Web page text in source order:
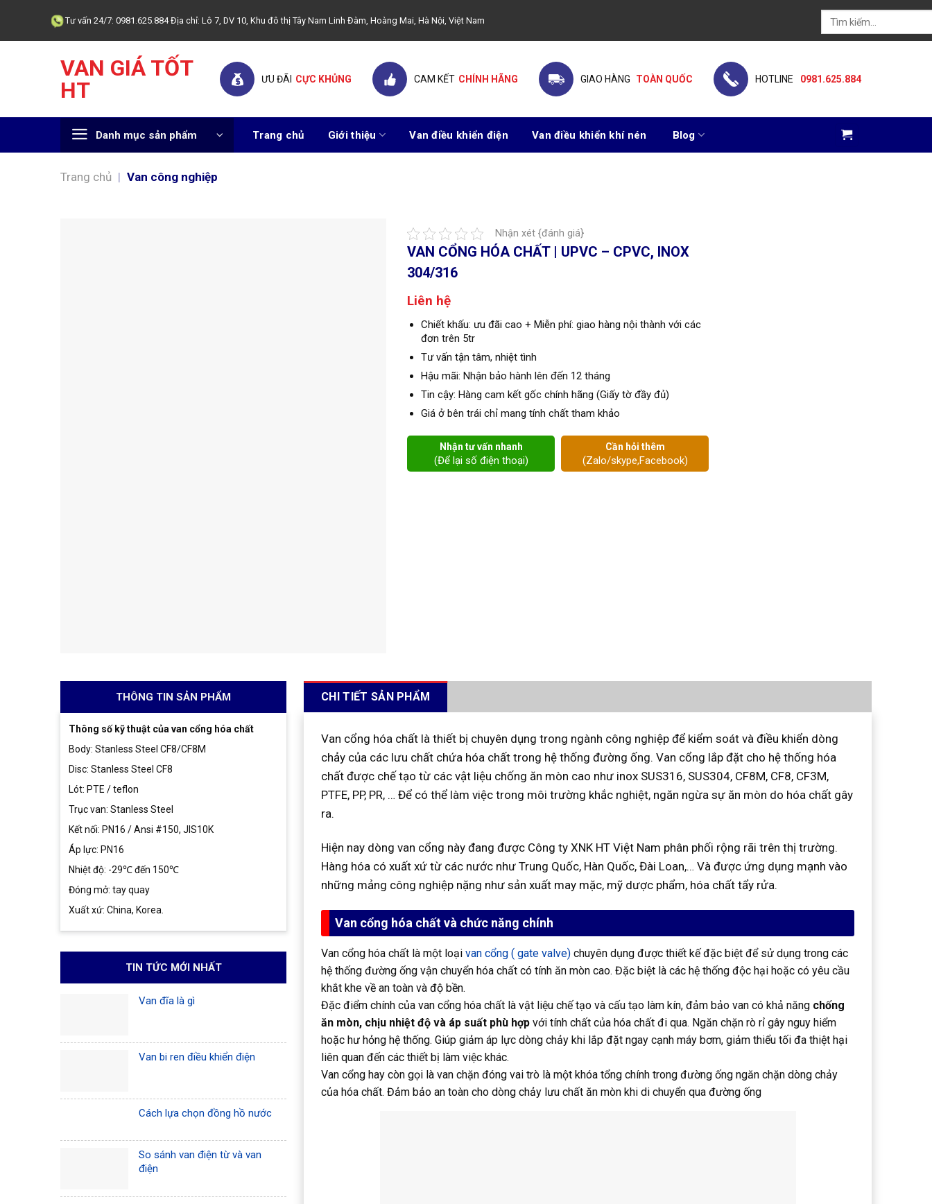
content
Tư vấn 24/7: 0981.625.884 Địa chỉ: Lô 7, DV 10, Khu đô thị Tây Nam Linh Đàm, Hoàng Mai, Hà Nội, Việt Nam
Tìm
kiếm:
VAN GIÁ TỐT
HT
ƯU ĐÃI CỰC KHỦNG CAM KẾT CHÍNH HÃNG GIAO HÀNG TOÀN QUỐC HOTLINE 0981.625.884
Danh mục sản phẩm Trang chủ Giới thiệu Van điều khiển điện Van điều khiển khí nén Blog
Trang chủ | Van công nghiệp
Nhận xét {đánh giá}
VAN CỔNG HÓA CHẤT | UPVC – CPVC, INOX
304/316
Liên hệ
Chiết khấu: ưu đãi cao + Miễn phí: giao hàng nội thành với các
đơn trên 5tr
Tư vấn tận tâm, nhiệt tình
Hậu mãi: Nhận bảo hành lên đến 12 tháng
Tin cậy: Hàng cam kết gốc chính hãng (Giấy tờ đầy đủ)
Giá ở bên trái chỉ mang tính chất tham khảo
Nhận tư vấn nhanh
(Để lại số điện thoại)
Cần hỏi thêm
(Zalo/skype,Facebook)
THÔNG TIN SẢN PHẨM
Thông số kỹ thuật của van cổng hóa chất
Body: Stanless Steel CF8/CF8M
Disc: Stanless Steel CF8
Lót: PTE / teflon
Trục van: Stanless Steel
Kết nối: PN16 / Ansi #150, JIS10K
Áp lực: PN16
Nhiệt độ: -29℃ đến 150℃
Đóng mở: tay quay
Xuất xứ: China, Korea.
TIN TỨC MỚI NHẤT
Van đĩa là gì
Van bi ren điều khiển điện
Cách lựa chọn đồng hồ nước
So sánh van điện từ và van
điện
CHI TIẾT SẢN PHẨM
Van cổng hóa chất là thiết bị chuyên dụng trong ngành công nghiệp để kiểm soát và điều khiển dòng
chảy của các lưu chất chứa hóa chất trong hệ thống đường ống. Van cổng lắp đặt cho hệ thống hóa
chất được chế tạo từ các vật liệu chống ăn mòn cao như inox SUS316, SUS304, CF8M, CF8, CF3M,
PTFE, PP, PR, … Để có thể làm việc trong môi trường khắc nghiệt, ngăn ngừa sự ăn mòn do hóa chất gây
ra.
Hiện nay dòng van cổng này đang được Công ty XNK HT Việt Nam phân phối rộng rãi trên thị trường.
Hàng hóa có xuất xứ từ các nước như Trung Quốc, Hàn Quốc, Đài Loan,… Và được ứng dụng mạnh vào
những mảng công nghiệp nặng như sản xuất may mặc, mỹ dược phẩm, hóa chất tẩy rửa.
Van cổng hóa chất và chức năng chính
Van cổng hóa chất là một loại van cổng ( gate valve) chuyên dụng được thiết kế đặc biệt để sử dụng trong các
hệ thống đường ống vận chuyển hóa chất có tính ăn mòn cao. Đặc biệt là các hệ thống độc hại hoặc có yêu cầu
khắt khe về an toàn và độ bền.
Đặc điểm chính của van cổng hóa chất là vật liệu chế tạo và cấu tạo làm kín, đảm bảo van có khả năng chống
ăn mòn, chịu nhiệt độ và áp suất phù hợp với tính chất của hóa chất đi qua. Ngăn chặn rò rỉ gây nguy hiểm
hoặc hư hỏng hệ thống. Giúp giảm áp lực dòng chảy khi lắp đặt ngay cạnh máy bơm, giảm thiểu tối đa thiệt hại
liên quan đến các thiết bị làm việc khác.
Van cổng hay còn gọi là van chặn đóng vai trò là một khóa tổng chính trong đường ống ngăn chặn dòng chảy
của hóa chất. Đảm bảo an toàn cho dòng chảy lưu chất ăn mòn khi di chuyển qua đường ống